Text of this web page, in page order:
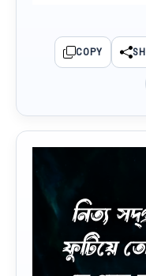
COPY
নিত্য
ফুটিয়ে